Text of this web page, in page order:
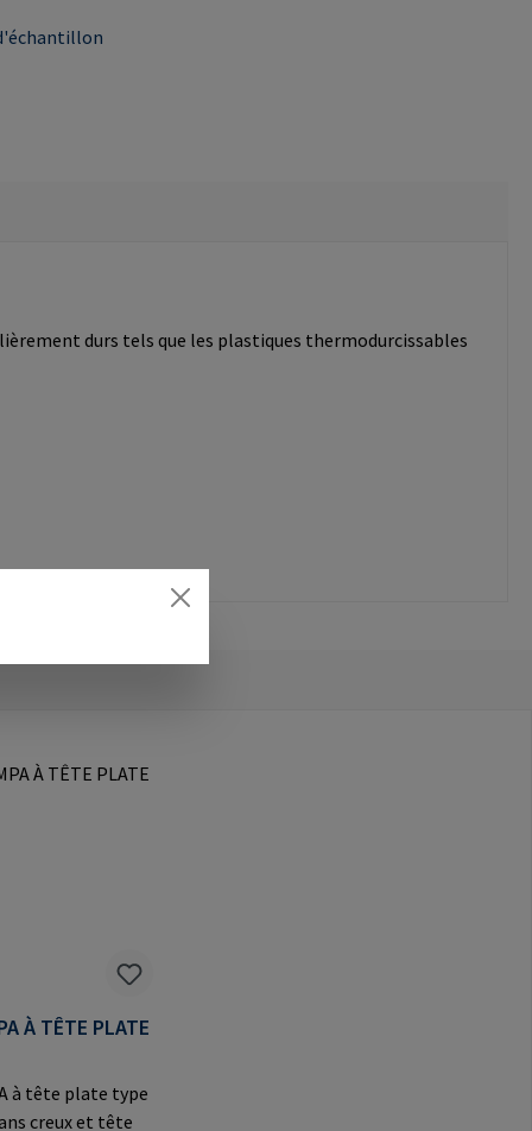
durs tels que les plastiques thermodurcissables
À TÊTE PLATE
à tête plate type
creux et tête